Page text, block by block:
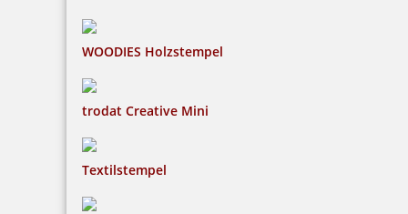
WOODIES Holzstempel
trodat Creative Mini
Textilstempel